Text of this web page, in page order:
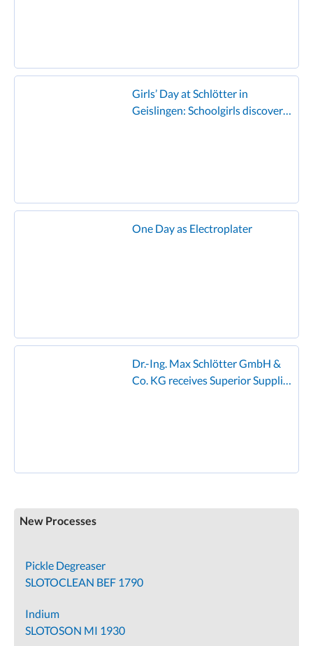
Girls’ Day at Schlötter in
Geislingen: Schoolgirls discover
One Day as Electroplater
Dr.-Ing. Max Schlötter GmbH &
Co. KG receives Superior Supplier
New Processes
Pickle Degreaser
SLOTOCLEAN BEF 1790
Indium
SLOTOSON MI 1930